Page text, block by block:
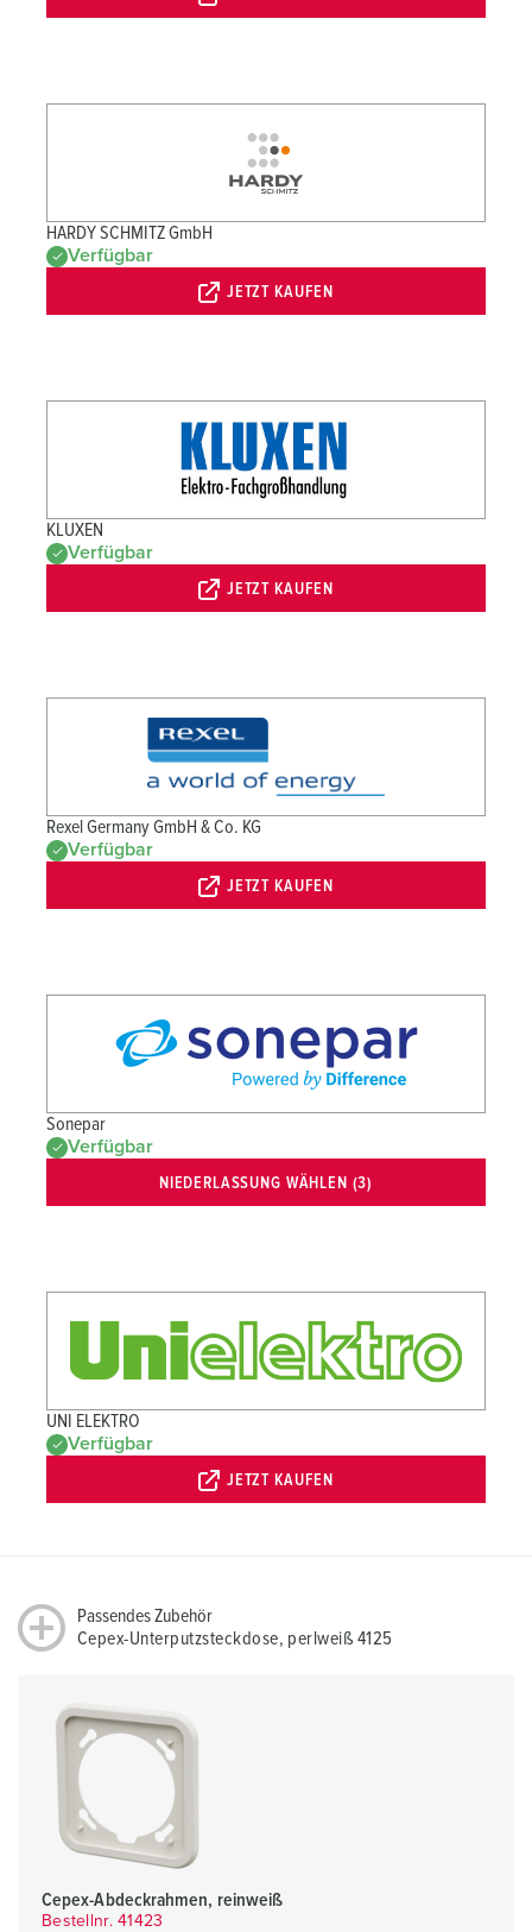
HARDY SCHMITZ GmbH
Verfügbar
JETZT KAUFEN
KLUXEN
Verfügbar
JETZT KAUFEN
Rexel Germany GmbH & Co. KG
Verfügbar
JETZT KAUFEN
Sonepar
Verfügbar
NIEDERLASSUNG WÄHLEN (3)
UNI ELEKTRO
Verfügbar
JETZT KAUFEN
Passendes Zubehör
Cepex-Unterputzsteckdose, perlweiß 4125
Cepex-Abdeckrahmen, reinweiß
Bestellnr. 41423